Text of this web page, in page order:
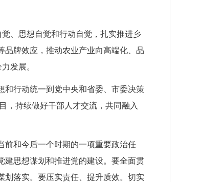
、思想自觉和行动自觉，扎实推进乡
品牌效应，推动农业产业向高端化、品
发展。
行动统一到党中央和省委、市委决策
，持续做好干部人才交流，共同融入
和今后一个时期的一项重要政治任
建思想谋划和推进党的建设。要全面贯
划落实。要压实责任、提升质效。切实